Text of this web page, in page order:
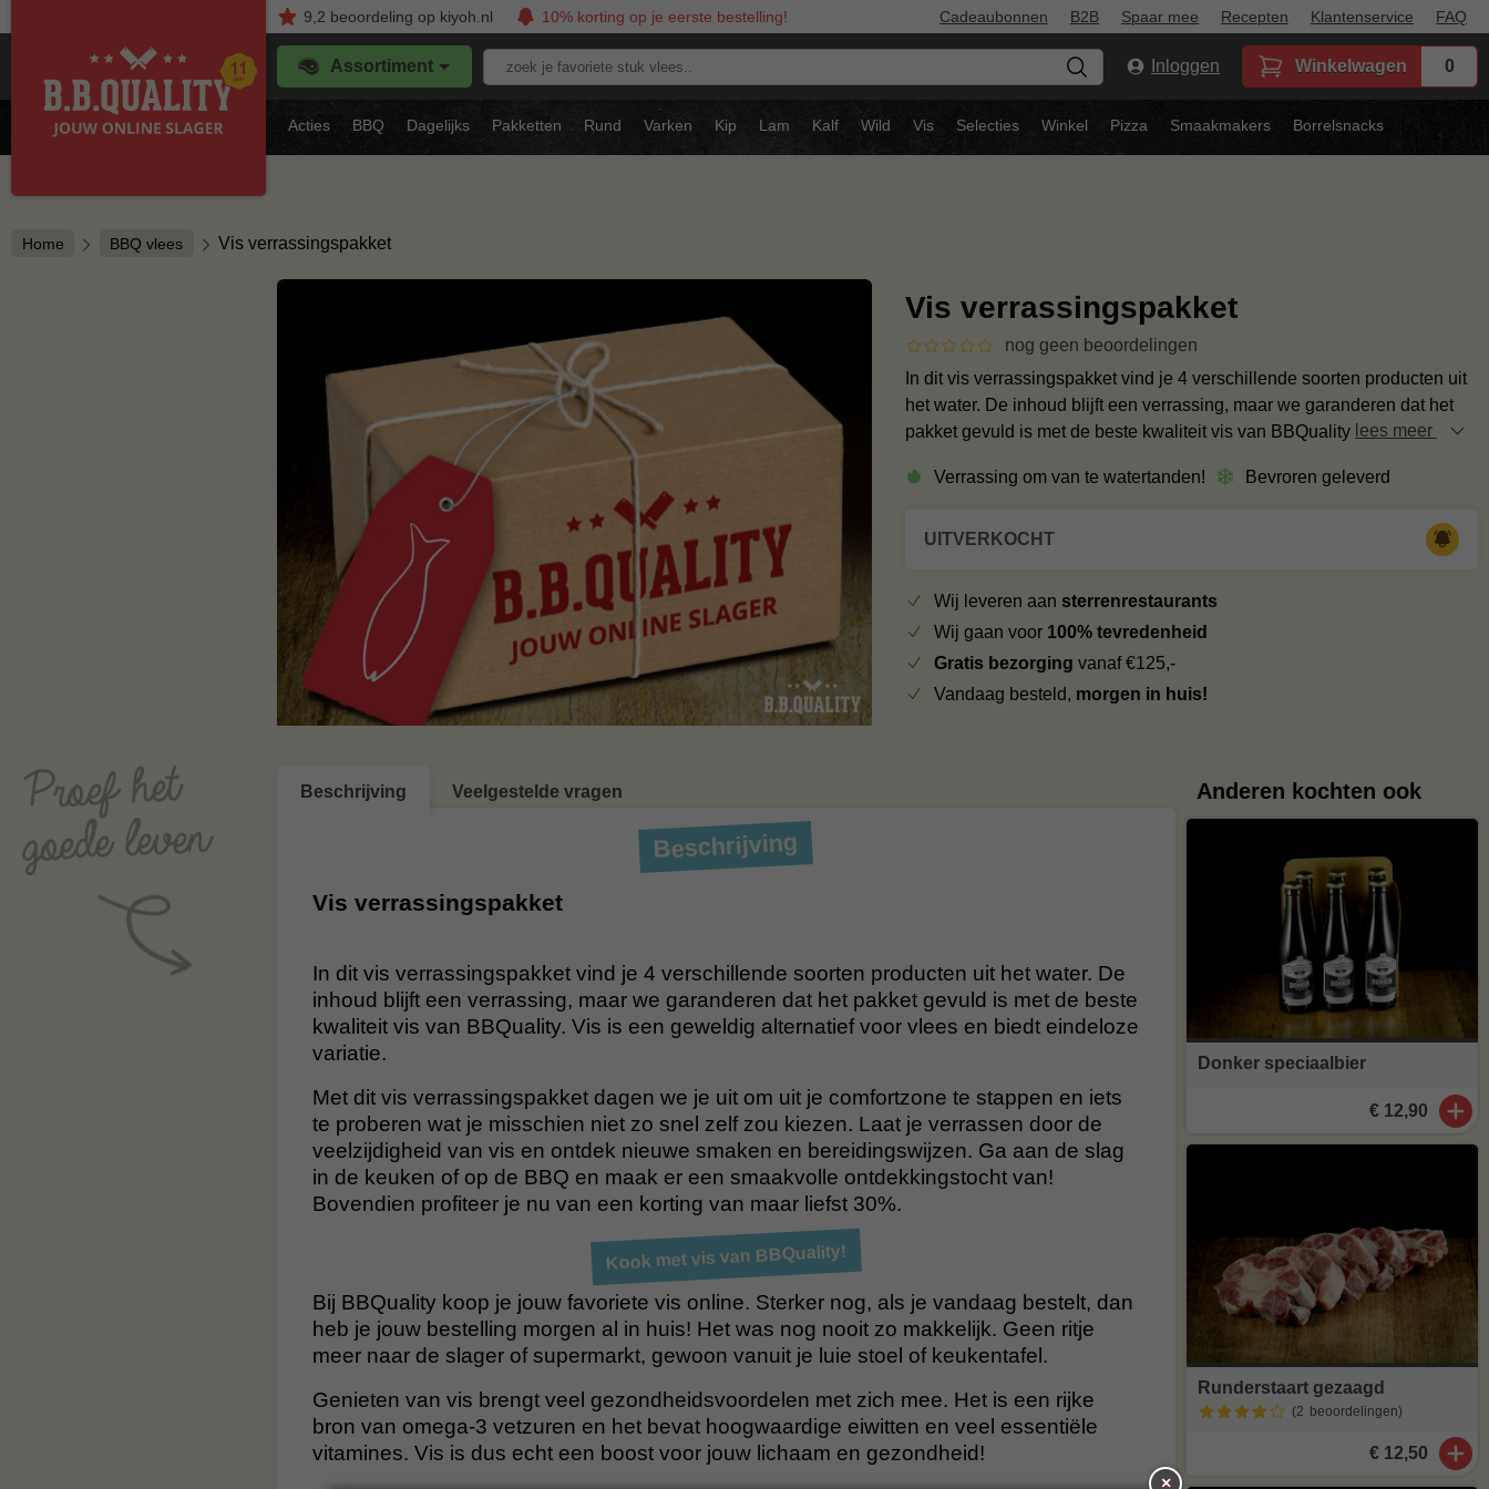
9,2 beoordelingop kiyoh.nl 10% korting op je eerste bestelling! Cadeaubonnen B2B Spaar mee Recepten Klantenservice FAQ
Assortiment
Zoek
stuk
vlees..
Inloggen Winkelwagen 0
Acties BBQ Dagelijks Pakketten Rund Varken Kip Lam Kalf Wild Vis Selecties Winkel Pizza Smaakmakers Borrelsnacks
Home BBQ vlees Vis verrassingspakket
Vis verrassingspakket
nog geen beoordelingen
In dit vis verrassingspakket vind je 4 verschillende soorten producten uit
het water. De inhoud blijft een verrassing, maar we garanderen dat het
pakket gevuld is met de beste kwaliteit vis van BBQuality lees meer
Verrassing om van te watertanden! Bevroren geleverd
UITVERKOCHT
Wij leveren aan sterrenrestaurants
Wij gaan voor 100% tevredenheid
Gratis bezorging vanaf €125,-
Vandaag besteld, morgen in huis!
Beschrijving Veelgestelde vragen
Beschrijving
Vis verrassingspakket
In dit vis verrassingspakket vind je 4 verschillende soorten producten uit het water. De
inhoud blijft een verrassing, maar we garanderen dat het pakket gevuld is met de beste
kwaliteit vis van BBQuality. Vis is een geweldig alternatief voor vlees en biedt eindeloze
variatie.
Met dit vis verrassingspakket dagen we je uit om uit je comfortzone te stappen en iets
te proberen wat je misschien niet zo snel zelf zou kiezen. Laat je verrassen door de
veelzijdigheid van vis en ontdek nieuwe smaken en bereidingswijzen. Ga aan de slag
in de keuken of op de BBQ en maak er een smaakvolle ontdekkingstocht van!
Bovendien profiteer je nu van een korting van maar liefst 30%.
Kook met vis van BBQuality!
Bij BBQuality koop je jouw favoriete vis online. Sterker nog, als je vandaag bestelt, dan
heb je jouw bestelling morgen al in huis! Het was nog nooit zo makkelijk. Geen ritje
meer naar de slager of supermarkt, gewoon vanuit je luie stoel of keukentafel.
Genieten van vis brengt veel gezondheidsvoordelen met zich mee. Het is een rijke
bron van omega-3 vetzuren en het bevat hoogwaardige eiwitten en veel essentiële
vitamines. Vis is dus echt een boost voor jouw lichaam en gezondheid!
Anderen kochten ook
Donker speciaalbier
€ 12,90
Runderstaart gezaagd
(2 beoordelingen)
€ 12,50
×